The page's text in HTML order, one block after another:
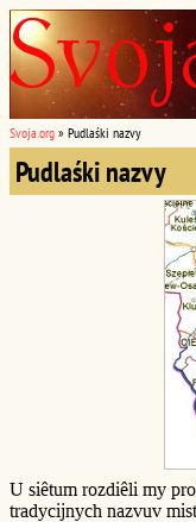
Svoja.org » Pudlaśki nazvy
Pudlaśki nazvy
U siêtum rozdiêli my
tradycijnych nazvuv